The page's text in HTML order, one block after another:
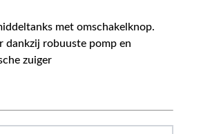
met omschakelknop.
dankzij robuuste pomp en
zuiger